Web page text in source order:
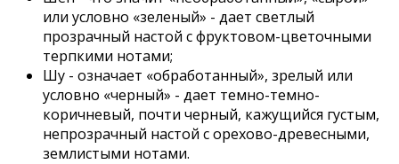
или условно «зеленый» - дает светлый
прозрачный настой с фруктовом-цветочными
терпкими нотами;
Шу - означает «обработанный», зрелый или
условно «черный» - дает темно-темно-
коричневый, почти черный, кажущийся густым,
непрозрачный настой с орехово-древесными,
землистыми нотами.